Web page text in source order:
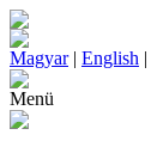
Magyar| English |
Menü